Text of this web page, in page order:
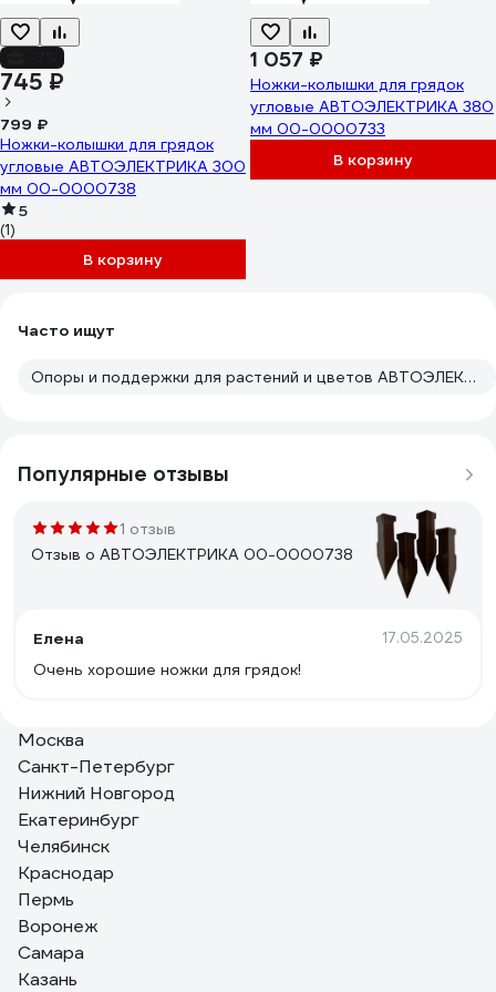
745 ₽
799 ₽
Ножки-колышки для грядок
угловые АВТОЭЛЕКТРИКА 300
мм 00-0000738
5
(1)
В корзину
1 057 ₽
Ножки-колышки для грядок
угловые АВТОЭЛЕКТРИКА 380
мм 00-0000733
В корзину
Часто ищут
Опоры и поддержки для растений и цветов АВТОЭЛЕКТРИКА
Популярные отзывы
1 отзыв
Отзыв о АВТОЭЛЕКТРИКА 00-0000738
Елена 17.05.2025
Очень хорошие ножки для грядок!
Москва
Санкт-Петербург
Нижний Новгород
Екатеринбург
Челябинск
Краснодар
Пермь
Воронеж
Самара
Казань